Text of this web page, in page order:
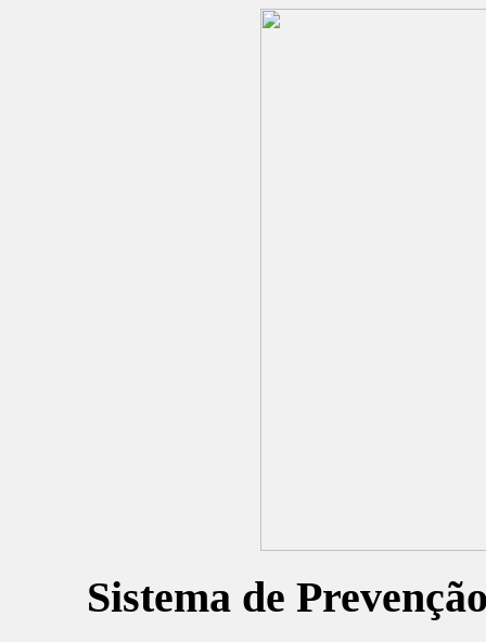
Sistema de